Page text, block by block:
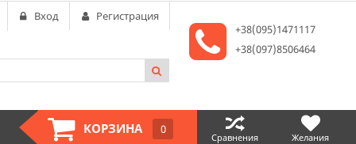
Вход
Регистрация
+38(095)1471117
+38(097)8506464
КОРЗИНА 0
Сравнения Желания